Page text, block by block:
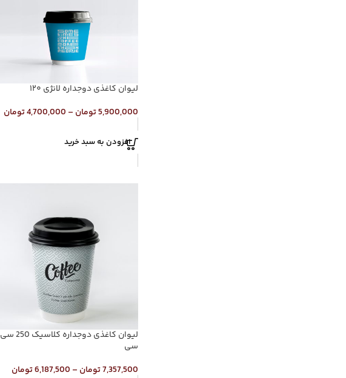
لیوان کاغذی دوجداره لانژی ۱۲۰
5,900,000تومان –
4,700,000تومان
افزودن به سبد خرید
لیوان کاغذی دوجداره کلاسیک 250 سی
سی
7,357,500تومان –
6,187,500تومان